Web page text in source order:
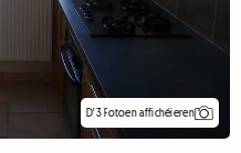
D'3 Fotoen affichéieren